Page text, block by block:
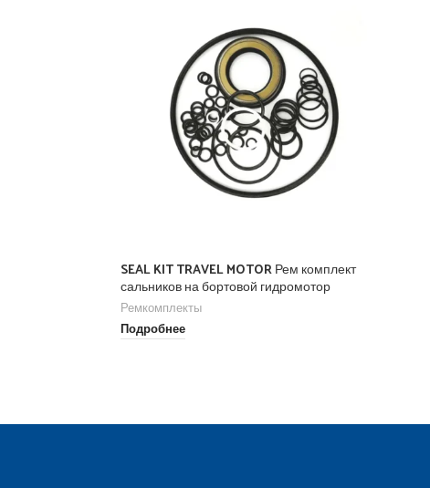
SEAL KIT TRAVEL MOTOR Рем комплект
сальников на бортовой гидромотор
Ремкомплекты
Подробнее